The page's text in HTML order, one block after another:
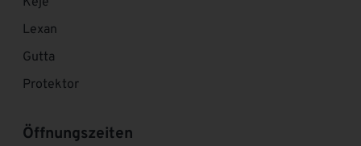
Lexan
Gutta
Protektor
Öffnungszeiten